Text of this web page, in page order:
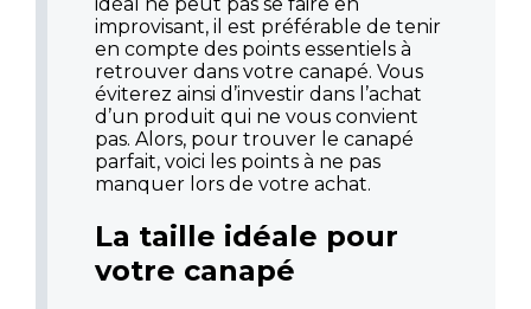
improvisant, il est préférable de tenir
en compte des points essentiels à
retrouver dans votre canapé. Vous
éviterez ainsi d’investir dans l’achat
d’un produit qui ne vous convient
pas. Alors, pour trouver le canapé
parfait, voici les points à ne pas
manquer lors de votre achat.
La taille idéale pour
votre canapé